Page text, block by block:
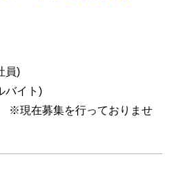
員)
バイト)
※現在募集を行っておりませ